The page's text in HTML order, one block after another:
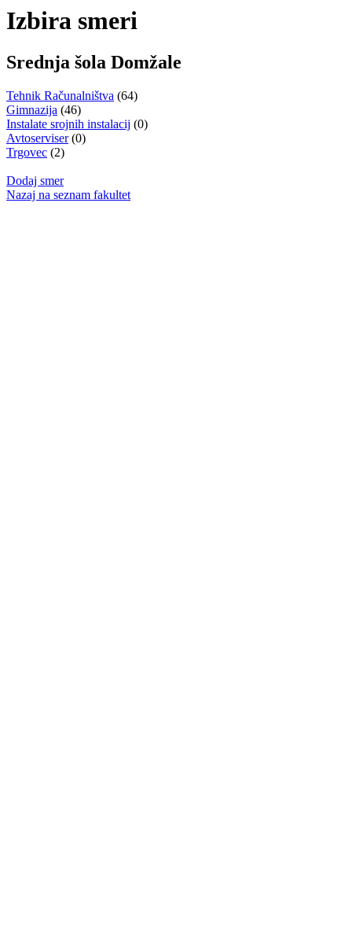
Izbira smeri
Srednja šola Domžale
Tehnik Računalništva (64)
Gimnazija (46)
Instalate srojnih instalacij (0)
Avtoserviser(0)
Trgovec (2)
Dodaj smer
Nazaj na seznam fakultet